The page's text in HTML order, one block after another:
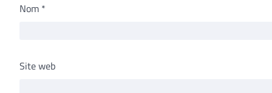
Nom *
Site web